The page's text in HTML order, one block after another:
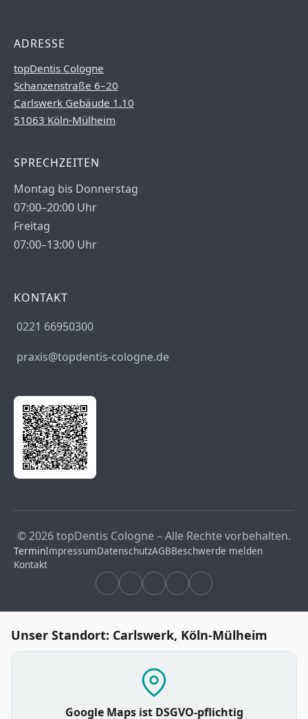
ADRESSE
topDentis Cologne
Schanzenstraße 6–20
Carlswerk Gebäude 1.10
51063 Köln-Mülheim
SPRECHZEITEN
Montag bis Donnerstag
07:00–20:00 Uhr
Freitag
07:00–13:00 Uhr
KONTAKT
0221 66950300
praxis@topdentis-cologne.de
© 2026 topDentis Cologne – Alle Rechte vorbehalten.
TerminImpressumDatenschutzAGBBeschwerde melden
Kontakt
Unser Standort: Carlswerk, Köln-Mülheim
Google Maps ist DSGVO-pflichtig